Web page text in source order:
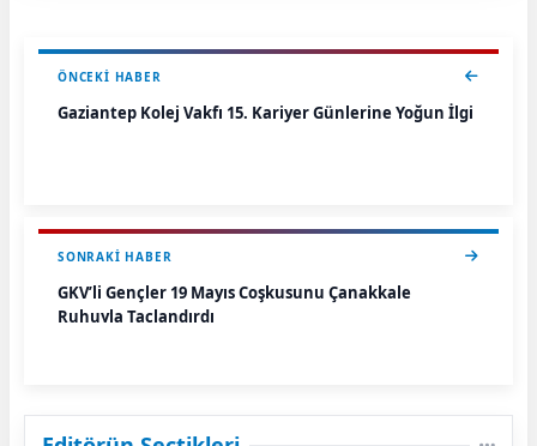
ÖNCEKI HABER
Gaziantep Kolej Vakfı 15. Kariyer Günlerine Yoğun İlgi
SONRAKI HABER
GKV’li Gençler 19 Mayıs Coşkusunu Çanakkale
Ruhuyla Taçlandırdı